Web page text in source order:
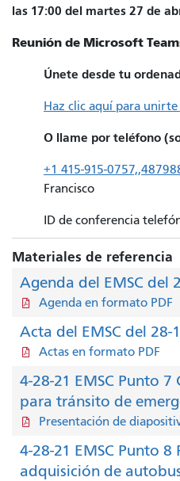
las 17:00 del martes 27 de
Reunión de Microsoft
Únete desde tu
Haz clic aquí para
O llame por teléfono
+1 415-915-
Francisco
ID de conferencia
Materiales de referencia
Agenda del EMSC del
Agenda en formato PDF
Acta del EMSC del 28-
Actas en formato PDF
4-28-21 EMSC Punto 7
para tránsito de
Presentación de
4-28-21 EMSC Punto 8
adquisición de